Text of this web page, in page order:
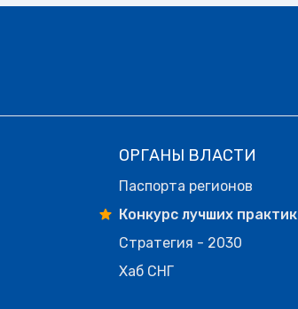
ОРГАНЫ ВЛАСТИ
Паспорта регионов
Конкурс лучших практик
Стратегия - 2030
Хаб СНГ